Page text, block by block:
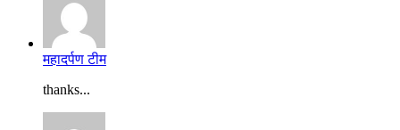
महादर्पण टीम
thanks...